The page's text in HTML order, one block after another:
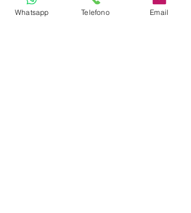
Whatsapp Telefono Email